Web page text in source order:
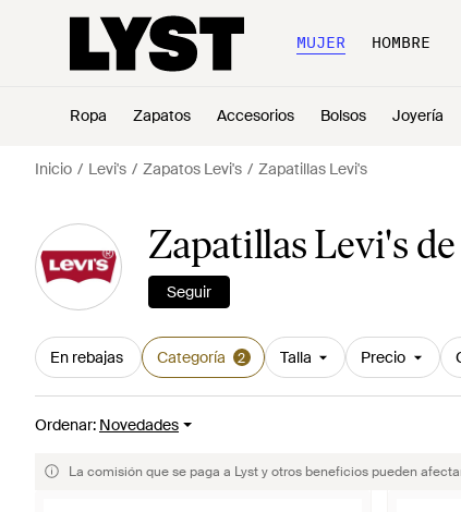
MUJER HOMBRE
Ropa Zapatos Accesorios Bolsos Joyería
Inicio Levi's Zapatos Levi's Zapatillas Levi's
Zapatillas Levi's
Seguir
En rebajas Categoría 2 Talla Precio
Ordenar: Novedades
La comisión que se paga a Lyst y otros beneficios pueden